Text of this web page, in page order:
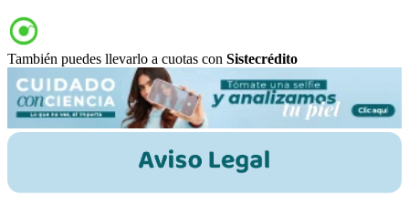
También puedes llevarlo a cuotas con Sistecrédito